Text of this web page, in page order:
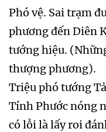
Phó vệ. Sai trạm
phương đến Diên
tướng hiệu.
thượng phương).
Triệu phó tướng
Tính Phước nóng
có lỗi là lấy roi